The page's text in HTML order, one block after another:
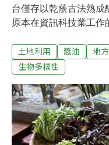
台僅存以乾蔭古法熟成
原本在資訊科技業工作
速成與大量機械化，
中經過日曝月露，靜待
豐醬油以獨特的醇厚香
無可取代的味覺記憶。
吳國賓並非一路走在製
廠長大，對氣味的印象
土地利用 醬油 地
生物多樣性